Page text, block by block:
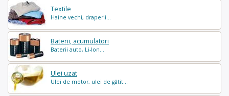
Textile
Haine vechi, draperii...
Baterii, acumulatori
Baterii auto, Li-Ion...
Ulei uzat
Ulei de motor, ulei de gătit...